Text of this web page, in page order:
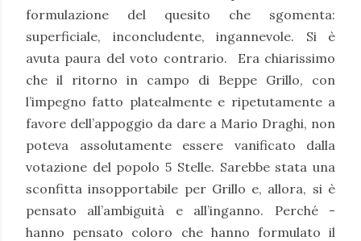
formulazione del quesito che sgomenta:
superficiale, inconcludente, ingannevole. Si è
avuta paura del voto contrario.
Era chiarissimo
che il ritorno in campo di Beppe Grillo, con
l’impegno fatto platealmente e ripetutamente a
favore dell’appoggio da dare a Mario Draghi, non
poteva assolutamente essere vanificato dalla
votazione del popolo 5 Stelle. Sarebbe stata una
sconfitta insopportabile per Grillo e, allora, si è
pensato all’ambiguità e all’inganno. Perché -
hanno pensato coloro che hanno formulato il